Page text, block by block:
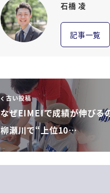
石橋 凌
記事一覧
古い投稿
なぜEIMEIで成績が伸びる
柳瀬川で“上位10…